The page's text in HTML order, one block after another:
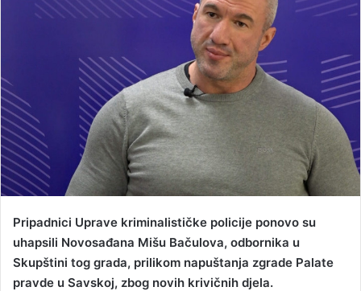
m
l
Pripadnici Uprave kriminalističke policije ponovo su
uhapsili Novosađana Mišu Bačulova, odbornika u
Skupštini tog grada, prilikom napuštanja zgrade Palate
pravde u Savskoj, zbog novih krivičnih djela.